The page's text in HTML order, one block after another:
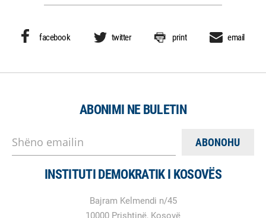
facebook twitter print email
ABONIMI NE BULETIN
Shëno emailin
INSTITUTI DEMOKRATIK I KOSOVËS
Bajram Kelmendi n/45
10000 Prishtinë, Kosovë